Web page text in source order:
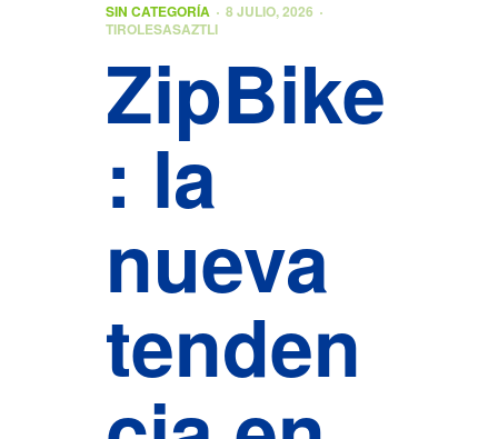
SIN CATEGORÍA
8 JULIO, 2026
TIROLESASAZTLI
ZipBike
: la
nueva
tenden